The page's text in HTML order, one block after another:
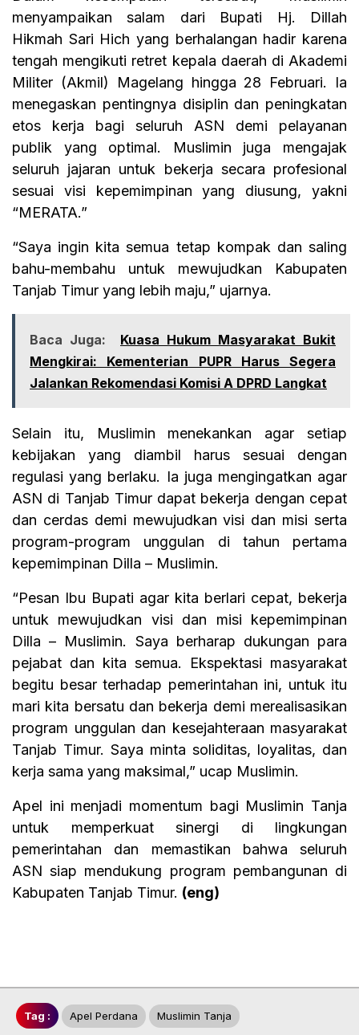
menyampaikan salam dari Bupati Hj. Dillah
Hikmah Sari Hich yang berhalangan hadir karena
tengah mengikuti retret kepala daerah di Akademi
Militer (Akmil) Magelang hingga 28 Februari. Ia
menegaskan pentingnya disiplin dan peningkatan
etos kerja bagi seluruh ASN demi pelayanan
publik yang optimal. Muslimin juga mengajak
seluruh jajaran untuk bekerja secara profesional
sesuai visi kepemimpinan yang diusung, yakni
“MERATA.”
“Saya ingin kita semua tetap kompak dan saling
bahu-membahu untuk mewujudkan Kabupaten
Tanjab Timur yang lebih maju,” ujarnya.
Baca Juga:
Kuasa Hukum Masyarakat Bukit
Mengkirai: Kementerian PUPR Harus Segera
Jalankan Rekomendasi Komisi A DPRD Langkat
Selain itu, Muslimin menekankan agar setiap
kebijakan yang diambil harus sesuai dengan
regulasi yang berlaku. Ia juga mengingatkan agar
ASN di Tanjab Timur dapat bekerja dengan cepat
dan cerdas demi mewujudkan visi dan misi serta
program-program unggulan di tahun pertama
kepemimpinan Dilla – Muslimin.
“Pesan Ibu Bupati agar kita berlari cepat, bekerja
untuk mewujudkan visi dan misi kepemimpinan
Dilla – Muslimin. Saya berharap dukungan para
pejabat dan kita semua. Ekspektasi masyarakat
begitu besar terhadap pemerintahan ini, untuk itu
mari kita bersatu dan bekerja demi merealisasikan
program unggulan dan kesejahteraan masyarakat
Tanjab Timur. Saya minta soliditas, loyalitas, dan
kerja sama yang maksimal,” ucap Muslimin.
Apel ini menjadi momentum bagi Muslimin Tanja
untuk memperkuat sinergi di lingkungan
pemerintahan dan memastikan bahwa seluruh
ASN siap mendukung program pembangunan di
Kabupaten Tanjab Timur. (eng)
Tag : Apel Perdana Muslimin Tanja